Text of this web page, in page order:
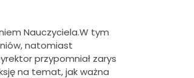
Nauczyciela.W tym
natomiast
przypomniał zarys
na temat, jak ważna